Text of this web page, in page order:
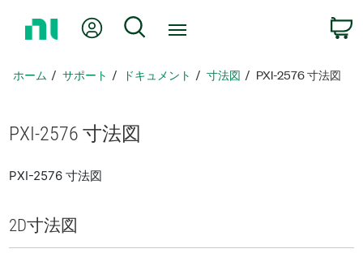
ペ
に
戻
Myアカウント
検索
ホーム サポート ドキュメント 寸法図 PXI-2576 寸法図
PXI-2576 寸法図
PXI-2576 寸法図
2D寸法図